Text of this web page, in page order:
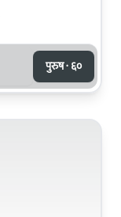
पुरुष · ६०